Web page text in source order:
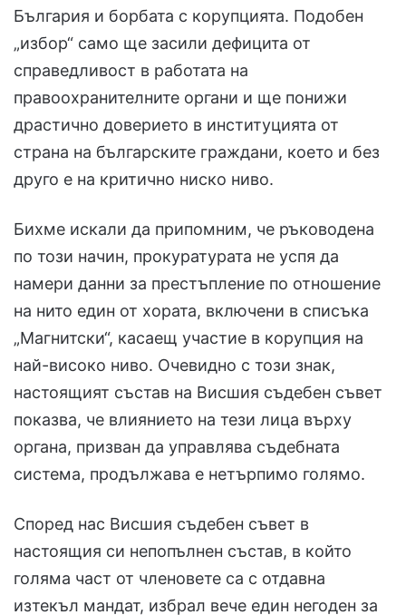
България и борбата с корупцията. Подобен
„избор“ само ще засили дефицита от
справедливост в работата на
правоохранителните органи и ще понижи
драстично доверието в институцията от
страна на българските граждани, което и без
друго е на критично ниско ниво.
Бихме искали да припомним, че ръководена
по този начин, прокуратурата не успя да
намери данни за престъпление по отношение
на нито един от хората, включени в списъка
„Магнитски“, касаещ участие в корупция на
най-високо ниво. Очевидно с този знак,
настоящият състав на Висшия съдебен съвет
показва, че влиянието на тези лица върху
органа, призван да управлява съдебната
система, продължава е нетърпимо голямо.
Според нас Висшия съдебен съвет в
настоящия си непопълнен състав, в който
голяма част от членовете са с отдавна
изтекъл мандат, избрал вече един негоден за